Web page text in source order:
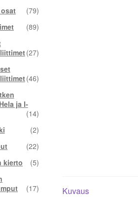
Kuvaus
(79)
(89)
(27)
(46)
ja I-
(14)
(2)
(22)
kierto
(5)
(17)